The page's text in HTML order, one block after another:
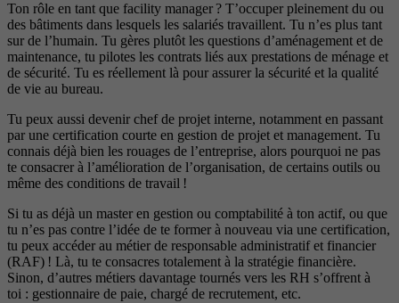
Ton rôle en tant que facility manager ? T’occuper pleinement du ou
des bâtiments dans lesquels les salariés travaillent. Tu n’es plus tant
sur de l’humain. Tu gères plutôt les questions d’aménagement et de
maintenance, tu pilotes les contrats liés aux prestations de ménage et
de sécurité. Tu es réellement là pour assurer la sécurité et la qualité
de vie au bureau.
Tu peux aussi devenir chef de projet interne, notamment en passant
par une certification courte en gestion de projet et management. Tu
connais déjà bien les rouages de l’entreprise, alors pourquoi ne pas
te consacrer à l’amélioration de l’organisation, de certains outils ou
même des conditions de travail !
Si tu as déjà un master en gestion ou comptabilité à ton actif, ou que
tu n’es pas contre l’idée de te former à nouveau via une certification,
tu peux accéder au métier de responsable administratif et financier
(RAF) ! Là, tu te consacres totalement à la stratégie financière.
Sinon, d’autres métiers davantage tournés vers les RH s’offrent à
toi : gestionnaire de paie, chargé de recrutement, etc.